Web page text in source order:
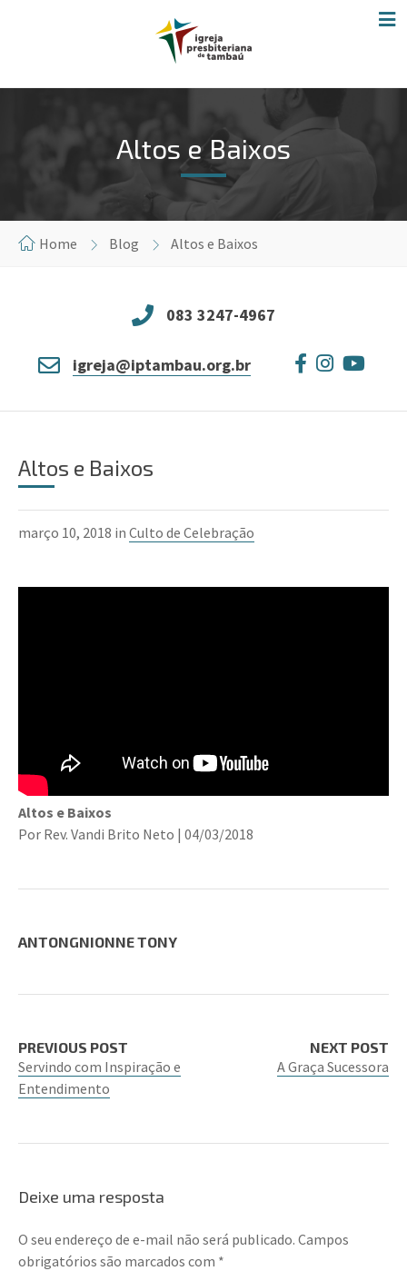
Altos e Baixos
Home Blog Altos e Baixos
083 3247-4967
igreja@iptambau.org.br
Altos e Baixos
março 10, 2018 in Culto de Celebração
Altos e Baixos
Por Rev. Vandi Brito Neto | 04/03/2018
ANTONGNIONNE TONY
PREVIOUS POST
Servindo com Inspiração e
Entendimento
NEXT POST
A Graça Sucessora
Deixe uma resposta
O seu endereço de e-mail não será publicado. Campos
obrigatórios são marcados com *